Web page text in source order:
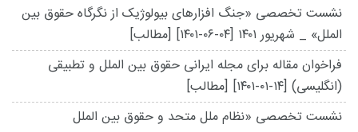
نشست تخصصی «جنگ افزارهای بیولوژیک از نگرگاه حقوق بین
الملل» _ شهریور ۱۴۰۱
[۱۴۰۱-۰۶-۰۴] [مطالب]
فراخوان مقاله برای مجله ایرانی حقوق بین الملل و تطبیقی
(انگلیسی) [۱۴۰۱-۰۱-۱۴] [مطالب]
نشست تخصصی «نظام ملل متحد و حقوق بین الملل